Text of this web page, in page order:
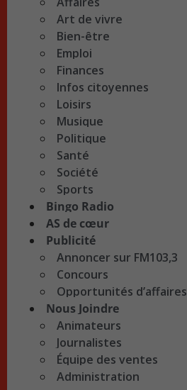
Art de vivre
Bien-être
Emploi
Finances
Infos citoyennes
Loisirs
Musique
Politique
Santé
Société
Sports
Bingo Radio
AS de cœur
Publicité
Annoncer sur FM103,3
Concours
Opportunités d’affaires
Nous Joindre
Animateurs
Journalistes
Équipe des ventes
Administration